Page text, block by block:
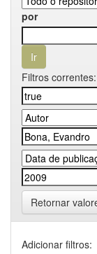
por
Filtros correntes:
Retornar
Adicionar filtros: